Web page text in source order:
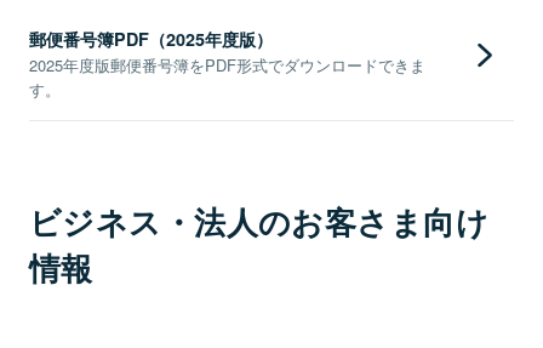
郵便番号簿PDF（2025年度版）
2025年度版郵便番号簿をPDF形式でダウンロードできま
す。
ビジネス・法人のお客さま向け
情報